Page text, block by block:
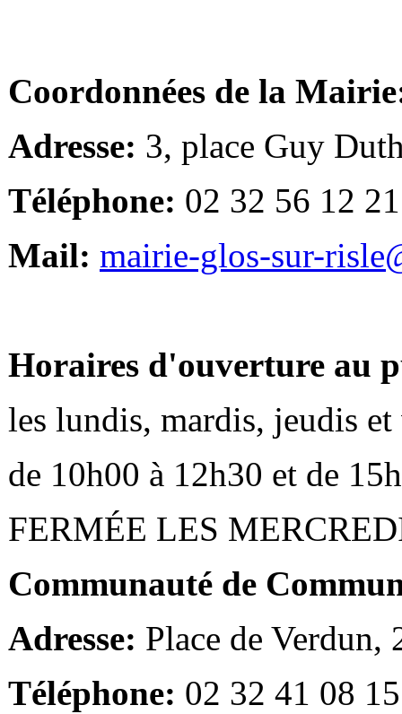
Coordonnées de la
Adresse: 3, place Guy
Téléphone: 02 32 56 12 21
Mail: mairie-glos-sur-
Horaires d'ouverture au
les lundis, mardis, jeudis et
de 10h00 à 12h30 et de
FERMÉE LES
Communauté de
Adresse: Place de Verdun,
Téléphone: 02 32 41 08 15